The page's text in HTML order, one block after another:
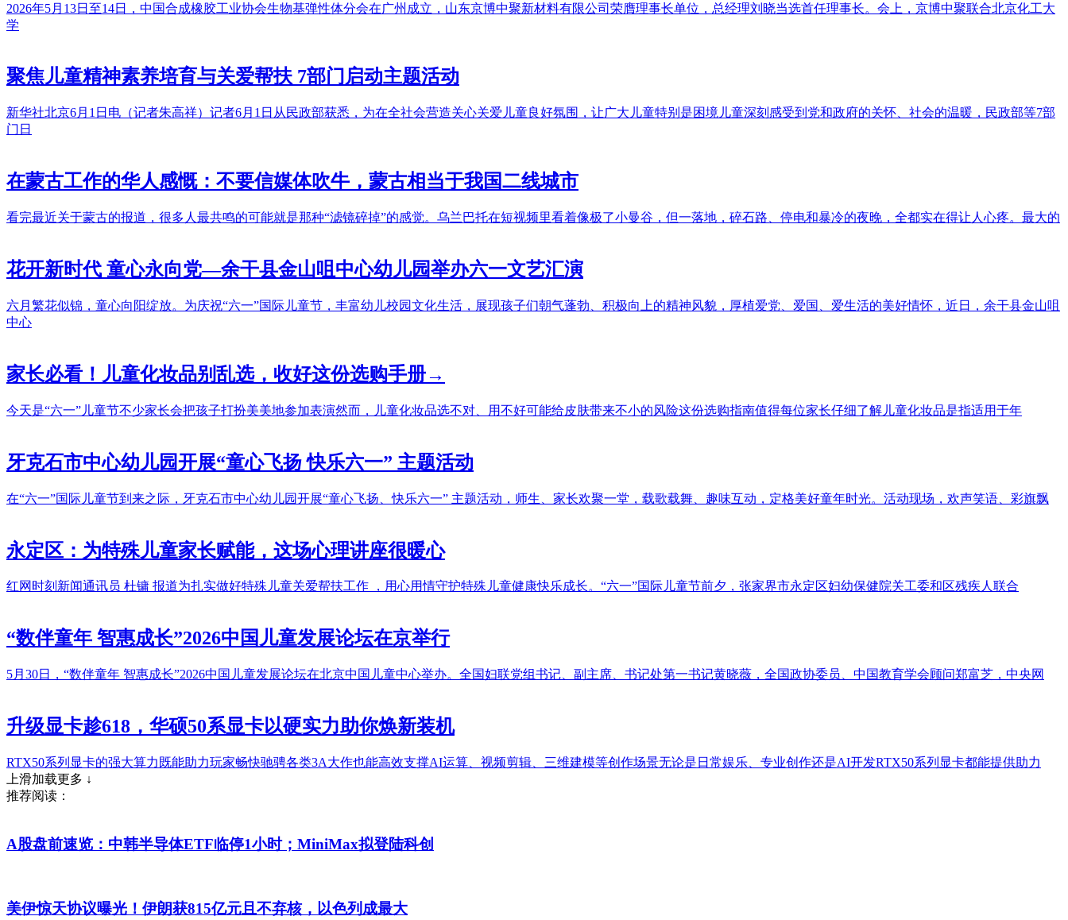
2026年5月13日至14日，中国合成橡胶工业协会生物基弹性体分会在广州成立，山东京博中聚新材料有限公司荣膺理事长单位，总经理刘晓当选首任理事长。会上，京博中聚联合北京化工大
学
聚焦儿童精神素养培育与关爱帮扶 7部门启动主题活动
新华社北京6月1日电（记者朱高祥）记者6月1日从民政部获悉，为在全社会营造关心关爱儿童良好氛围，让广大儿童特别是困境儿童深刻感受到党和政府的关怀、社会的温暖，民政部等7部
门日
在蒙古工作的华人感慨：不要信媒体吹牛，蒙古相当于我国二线城市
看完最近关于蒙古的报道，很多人最共鸣的可能就是那种“滤镜碎掉”的感觉。乌兰巴托在短视频里看着像极了小曼谷，但一落地，碎石路、停电和暴冷的夜晚，全都实在得让人心疼。最大的
花开新时代 童心永向党—余干县金山咀中心幼儿园举办六一文艺汇演
六月繁花似锦，童心向阳绽放。为庆祝“六一”国际儿童节，丰富幼儿校园文化生活，展现孩子们朝气蓬勃、积极向上的精神风貌，厚植爱党、爱国、爱生活的美好情怀，近日，余干县金山咀
中心
家长必看！儿童化妆品别乱选，收好这份选购手册→
今天是“六一”儿童节不少家长会把孩子打扮美美地参加表演然而，儿童化妆品选不对、用不好可能给皮肤带来不小的风险这份选购指南值得每位家长仔细了解儿童化妆品是指适用于年
牙克石市中心幼儿园开展“童心飞扬 快乐六一” 主题活动
在“六一”国际儿童节到来之际，牙克石市中心幼儿园开展“童心飞扬、快乐六一” 主题活动，师生、家长欢聚一堂，载歌载舞、趣味互动，定格美好童年时光。活动现场，欢声笑语、彩旗飘
永定区：为特殊儿童家长赋能，这场心理讲座很暖心
红网时刻新闻通讯员 杜镛 报道为扎实做好特殊儿童关爱帮扶工作 ，用心用情守护特殊儿童健康快乐成长。“六一”国际儿童节前夕，张家界市永定区妇幼保健院关工委和区残疾人联合
“数伴童年 智惠成长”2026中国儿童发展论坛在京举行
5月30日，“数伴童年 智惠成长”2026中国儿童发展论坛在北京中国儿童中心举办。全国妇联党组书记、副主席、书记处第一书记黄晓薇，全国政协委员、中国教育学会顾问郑富芝，中央网
升级显卡趁618，华硕50系显卡以硬实力助你焕新装机
RTX50系列显卡的强大算力既能助力玩家畅快驰骋各类3A大作也能高效支撑AI运算、视频剪辑、三维建模等创作场景无论是日常娱乐、专业创作还是AI开发RTX50系列显卡都能提供助力
上滑加载更多 ↓
推荐阅读：
A股盘前速览：中韩半导体ETF临停1小时；MiniMax拟登陆科创
美伊惊天协议曝光！伊朗获815亿元且不弃核，以色列成最大